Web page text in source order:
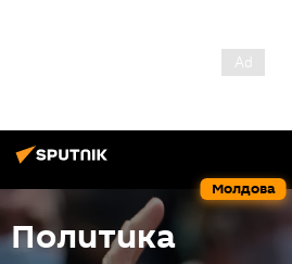
Молдова
Политика